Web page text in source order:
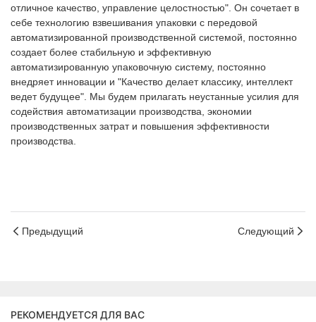
отличное качество, управление целостностью". Он сочетает в
себе технологию взвешивания упаковки с передовой
автоматизированной производственной системой, постоянно
создает более стабильную и эффективную
автоматизированную упаковочную систему, постоянно
внедряет инновации и "Качество делает классику, интеллект
ведет будущее". Мы будем прилагать неустанные усилия для
содействия автоматизации производства, экономии
производственных затрат и повышения эффективности
производства.
Предыдущий Следующий
РЕКОМЕНДУЕТСЯ ДЛЯ ВАС